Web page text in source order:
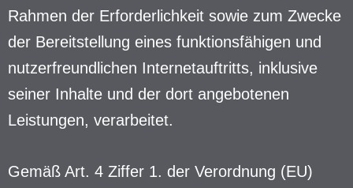
Rahmen der Erforderlichkeit sowie zum Zwecke
der Bereitstellung eines funktionsfähigen und
nutzerfreundlichen Internetauftritts, inklusive
seiner Inhalte und der dort angebotenen
Leistungen, verarbeitet.
Gemäß Art. 4 Ziffer 1. der Verordnung (EU)